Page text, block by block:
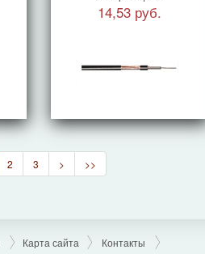
14,53 руб.
2 3 > >>
Карта сайта Контакты